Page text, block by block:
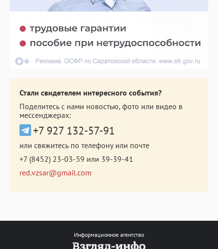
Стали свидетелем интересного события?
Поделитесь с нами новостью, фото или видео в
мессенджерах:
+7 927 132-57-91
или свяжитесь по телефону или почте
+7 (8452) 23-03-59 или 39-39-41
red.vzsar@gmail.com
Информационное агентство